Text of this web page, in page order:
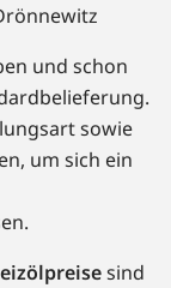
und schon
sowie
um sich ein
sind